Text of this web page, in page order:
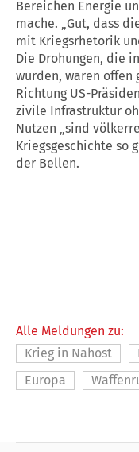
Bereichen Energie
mache. „Gut, dass
mit Kriegsrhetorik
Die Drohungen, die
wurden, waren offen
Richtung US-
zivile Infrastruktur
Nutzen „sind
Kriegsgeschichte so
der Bellen.
Alle Meldungen zu:
Krieg in Nahost
Europa